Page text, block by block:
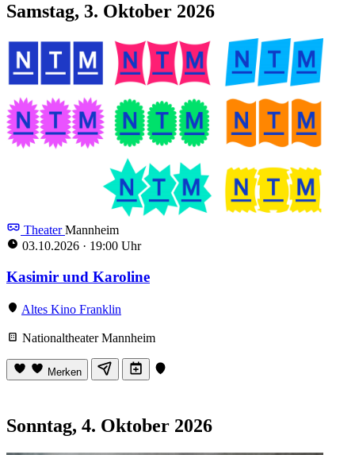
Samstag, 3. Oktober 2026
TheaterMannheim
03.10.2026 · 19:00 Uhr
Kasimir und Karoline
Altes Kino Franklin
Nationaltheater Mannheim
Merken
Sonntag, 4. Oktober 2026